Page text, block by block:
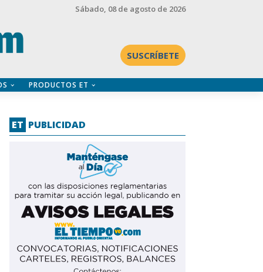
Sábado, 08 de agosto de 2026
SUSCRÍBETE
PRODUCTOS ET
ET PUBLICIDAD